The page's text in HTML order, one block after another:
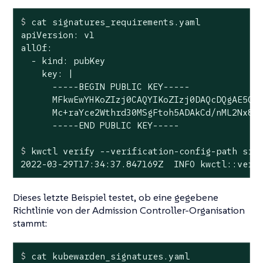
$ cat signatures_requirements.yaml
apiVersion: v1
allOf:
  - kind: pubKey
    key: |
      -----BEGIN PUBLIC KEY-----
Mc+raYce2Wthrd30MSgFtoh5ADAkCd/
$ kwctl verify --verification-config-path
2022-03-29T17:34:37.847169Z  INFO
Dieses letzte Beispiel testet, ob eine gegebene
Richtlinie von der Admission Controller-Organisation
stammt:
$ cat kubewarden_signatures.yaml